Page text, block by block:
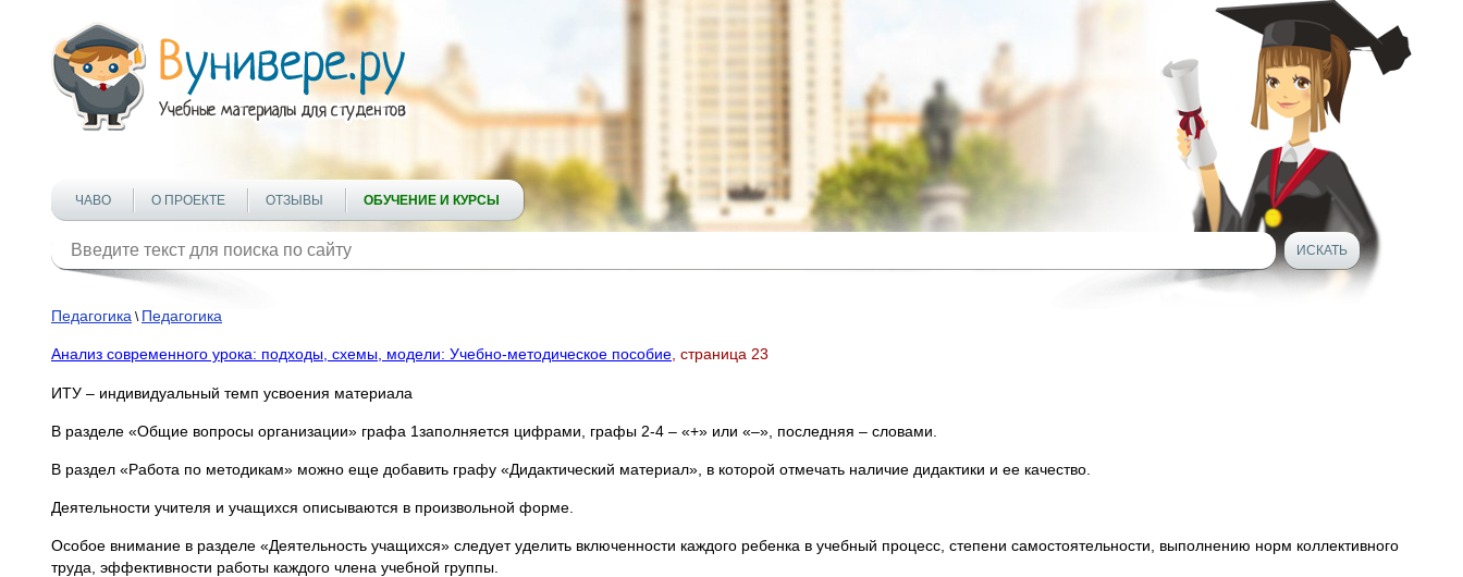
ЧАВО О ПРОЕКТЕ ОТЗЫВЫ ОБУЧЕНИЕ И КУРСЫ
Педагогика \ Педагогика
Анализ современного урока: подходы, схемы, модели: Учебно-методическое пособие , страница 23
ИТУ – индивидуальный темп усвоения материала
В разделе «Общие вопросы организации» графа 1заполняется цифрами, графы 2-4 – «+» или «–», последняя – словами.
В раздел «Работа по методикам» можно еще добавить графу «Дидактический материал», в которой отмечать наличие дидактики и ее качество.
Деятельности учителя и учащихся описываются в произвольной форме.
Особое внимание в разделе «Деятельность учащихся» следует уделить включенности каждого ребенка в учебный процесс, степени самостоятельности, выполнению норм коллективного
труда, эффективности работы каждого члена учебной группы.